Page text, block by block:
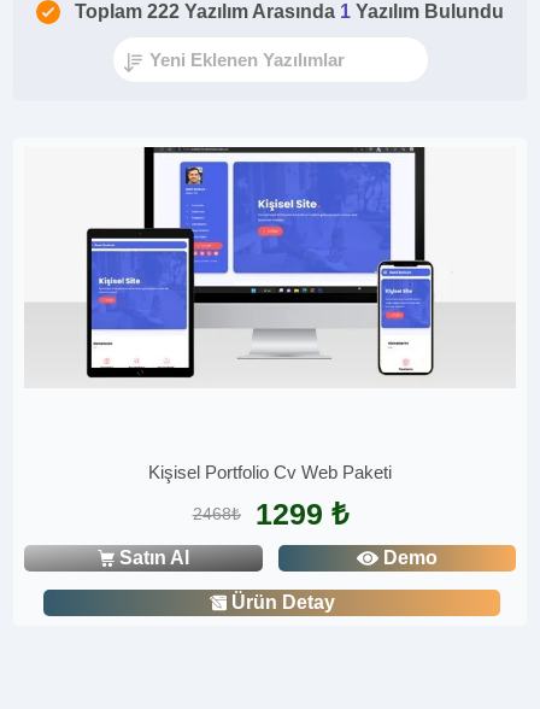
Toplam 222 Yazılım Arasında 1 Yazılım Bulundu
Kişisel Portfolio Cv Web Paketi
2468₺ 1299 ₺
Satın Al Demo
Ürün Detay